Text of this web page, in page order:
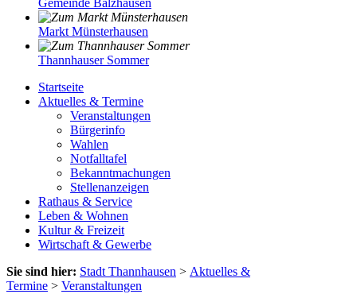
Gemeinde Balzhausen
Markt Münsterhausen
Thannhauser Sommer
Startseite
Aktuelles & Termine
Veranstaltungen
Bürgerinfo
Wahlen
Notfalltafel
Bekanntmachungen
Stellenanzeigen
Rathaus & Service
Leben & Wohnen
Kultur & Freizeit
Wirtschaft & Gewerbe
Sie sind hier: Stadt Thannhausen > Aktuelles &
Termine > Veranstaltungen